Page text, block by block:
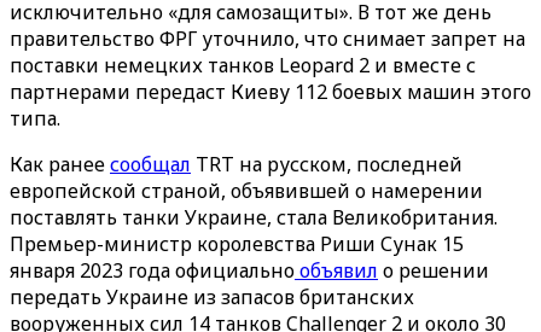
исключительно «‎для самозащиты»‎. В тот же день
правительство ФРГ уточнило, что снимает запрет на
поставки немецких танков Leopard 2 и вместе с
партнерами передаст Киеву 112 боевых машин этого
типа.
Как ранеесообщал TRT на русском, последней
европейской страной, объявившей о намерении
поставлять танки Украине, стала Великобритания.
Премьер-министр королевства Риши Сунак 15
января 2023 года официальнообъявил о решении
передать Украине из запасов британских
вооруженных сил 14 танков Challenger 2 и около 30